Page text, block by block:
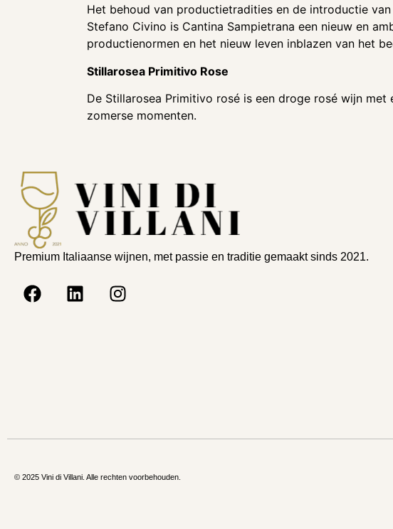
Het behoud van productietradities en de introductie
Stefano Civino is Cantina Sampietrana een nieuw en
productienormen en het nieuw leven inblazen van het
Stillarosea Primitivo Rose
De Stillarosea Primitivo rosé is een droge rosé wijn
zomerse momenten.
Premium Italiaanse wijnen, met passie en traditie gemaakt sinds 2021.
© 2025 Vini di Villani. Alle rechten voorbehouden.